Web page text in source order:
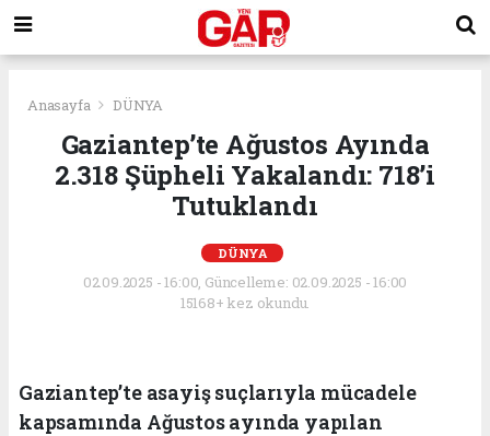
Anasayfa DÜNYA
Gaziantep’te Ağustos Ayında
2.318 Şüpheli Yakalandı: 718’i
Tutuklandı
DÜNYA
02.09.2025 - 16:00, Güncelleme: 02.09.2025 - 16:00
15168+ kez okundu.
Gaziantep’te asayiş suçlarıyla mücadele
kapsamında Ağustos ayında yapılan